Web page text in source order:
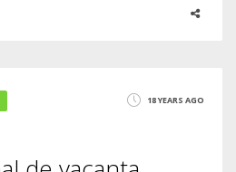
18 YEARS AGO